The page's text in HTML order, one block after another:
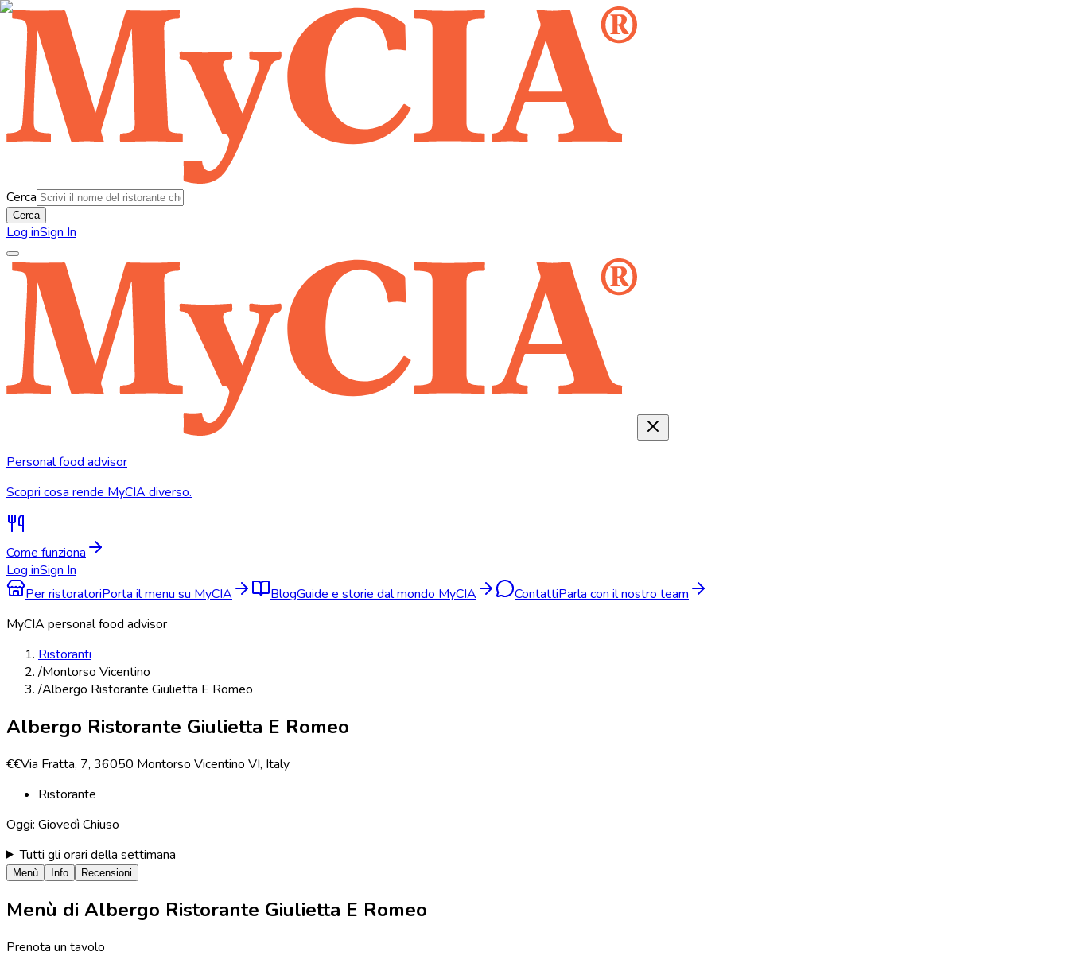
Cerca
Cerca
Log inSign In
Personal food advisor
Scopri cosa rende MyCIA diverso.
Come funziona
Log inSign In
Per ristoratoriPorta il menu su MyCIA BlogGuide e storie dal mondo MyCIA ContattiParla con il nostro team
MyCIA personal food advisor
Ristoranti
/Montorso Vicentino
/Albergo Ristorante Giulietta E Romeo
Albergo Ristorante Giulietta E Romeo
€€Via Fratta, 7, 36050 Montorso Vicentino VI, Italy
Ristorante
Oggi: Giovedì Chiuso
Tutti gli orari della settimana
Menù Info Recensioni
Menù di Albergo Ristorante Giulietta E Romeo
Prenota un tavolo